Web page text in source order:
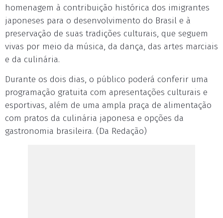
homenagem à contribuição histórica dos imigrantes
japoneses para o desenvolvimento do Brasil e à
preservação de suas tradições culturais, que seguem
vivas por meio da música, da dança, das artes marciais
e da culinária.
Durante os dois dias, o público poderá conferir uma
programação gratuita com apresentações culturais e
esportivas, além de uma ampla praça de alimentação
com pratos da culinária japonesa e opções da
gastronomia brasileira. (Da Redação)